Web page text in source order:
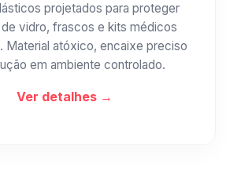
projetados para proteger
vidro, frascos e kits médicos
Material atóxico, encaixe preciso
em ambiente controlado.
Ver detalhes →